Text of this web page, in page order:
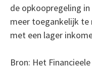
de opkoopregeling
meer toegankelijk te
met een lager
Bron: Het